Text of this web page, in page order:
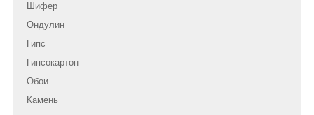
Шифер
Ондулин
Гипс
Гипсокартон
Обои
Камень